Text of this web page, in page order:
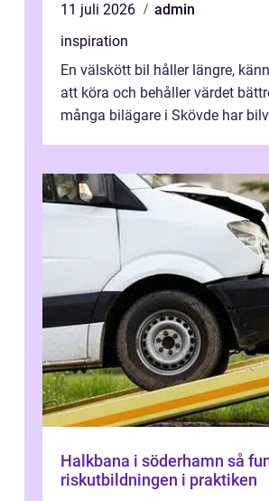
11 juli 2026
admin
inspiration
En välskött bil håller längre,
att köra och behåller värdet
många bilägare i Skövde har
Halkbana i söderhamn så fungerar
riskutbildningen i praktiken